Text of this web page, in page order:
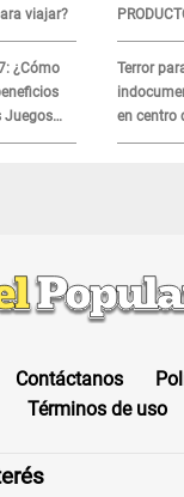
viajar?
¿Cómo
Juegos
MORTAL
es?
Terror
en centro
sufrir una
Contáctanos
Términos de uso